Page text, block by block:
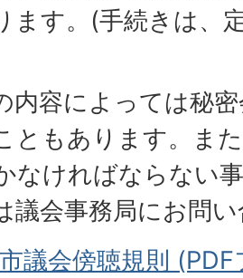
ます。(手続きは、
内容によっては秘
ともあります。ま
なければならない
議会事務局にお問
議会傍聴規則